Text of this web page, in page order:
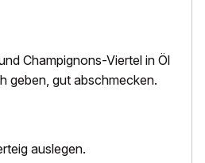
Champignons-Viertel in Öl
geben, gut abschmecken.
auslegen.